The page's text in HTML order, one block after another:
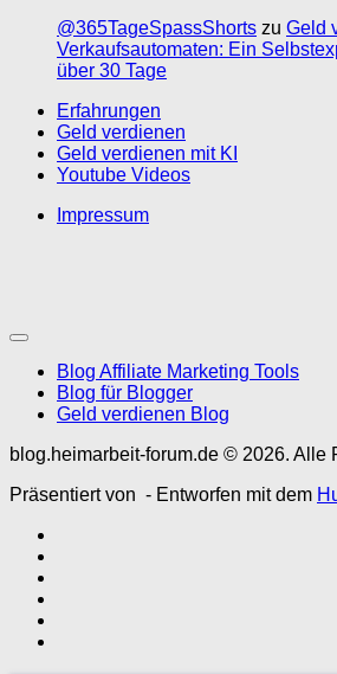
@365TageSpassShorts zu Geld
Verkaufsautomaten: Ein
über 30 Tage
Erfahrungen
Geld verdienen
Geld verdienen mit KI
Youtube Videos
Impressum
Blog Affiliate Marketing Tools
Blog für Blogger
Geld verdienen Blog
blog.heimarbeit-forum.de © 2026. Alle
Präsentiert von - Entworfen mit dem